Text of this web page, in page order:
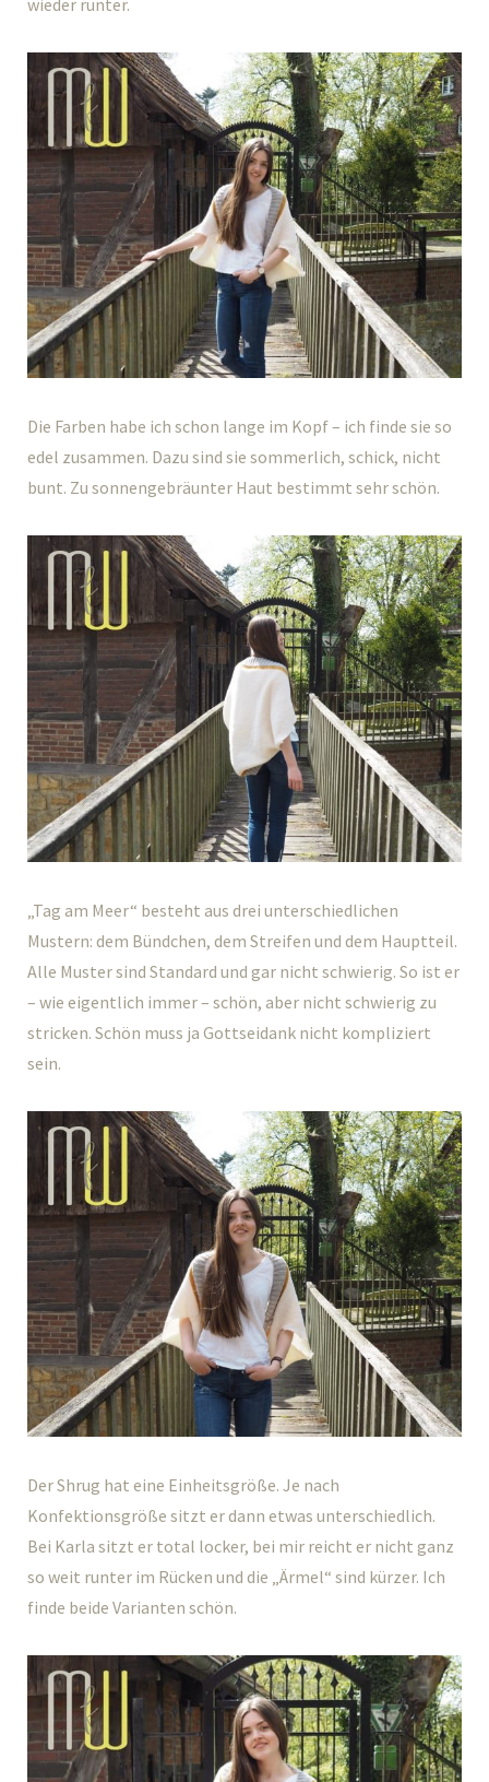
Die Farben habe ich schon lange im Kopf – ich finde sie so
edel zusammen. Dazu sind sie sommerlich, schick, nicht
bunt. Zu sonnengebräunter Haut bestimmt sehr schön.
„Tag am Meer“ besteht aus drei unterschiedlichen
Mustern: dem Bündchen, dem Streifen und dem Hauptteil.
Alle Muster sind Standard und gar nicht schwierig. So ist er
– wie eigentlich immer – schön, aber nicht schwierig zu
stricken. Schön muss ja Gottseidank nicht kompliziert
sein.
Der Shrug hat eine Einheitsgröße. Je nach
Konfektionsgröße sitzt er dann etwas unterschiedlich.
Bei Karla sitzt er total locker, bei mir reicht er nicht ganz
so weit runter im Rücken und die „Ärmel“ sind kürzer. Ich
finde beide Varianten schön.